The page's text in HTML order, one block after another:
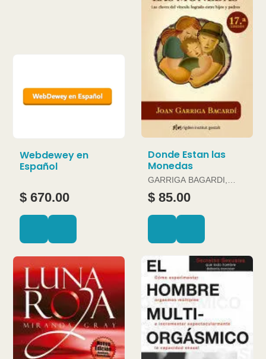
Webdewey en
Español
$ 670.00
Donde Estan las
Monedas
GARRIGA BAGARDI,
JOAN
$ 85.00